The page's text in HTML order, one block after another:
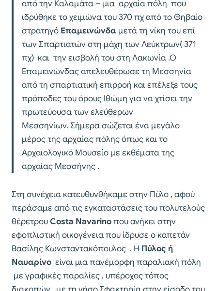
από την Καλαμάτα – μια αρχαία πόλη που
ιδρύθηκε το χειμώνα του 370 πχ από το Θηβαίο
στρατηγό Επαμεινώνδα μετά τη νίκη του επί
των Σπαρτιατών στη μάχη των Λεύκτρων( 371
πχ) και την εισβολή του στη Λακωνία .Ο
Επαμεινώνδας απελευθέρωσε τη Μεσσηνία
από τη σπαρτιατική επιρροή και επέλεξε τους
πρόποδες του όρους Ιθώμη για να χτίσει την
πρωτεύουσα των ελεύθερων
Μεσσηνίων. Σήμερα σώζεται ένα μεγάλο
μέρος της αρχαίας πόλης όπως και το
Αρχαιολογικό Μουσείο με εκθέματα της
αρχαίας Μεσσήνης .
Στη συνέχεια κατευθυνθήκαμε στην Πύλο , αφού
περάσαμε από τις εγκαταστάσεις του πολυτελούς
θέρετρουCosta Navarinoπου ανήκει στην
εφοπλιστική οικογένεια που ίδρυσε ο καπετάν
Βασίλης Κωνσταντακόπουλος . Η Πύλος ή
Ναυαρίνο είναι μια πανέμορφη παραλιακή πόλη
με γραφικές παραλίες , υπέροχος τόπος